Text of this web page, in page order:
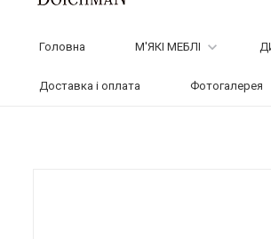
Головна М'ЯКІ МЕБЛІ
Доставка і оплата Фотогалерея